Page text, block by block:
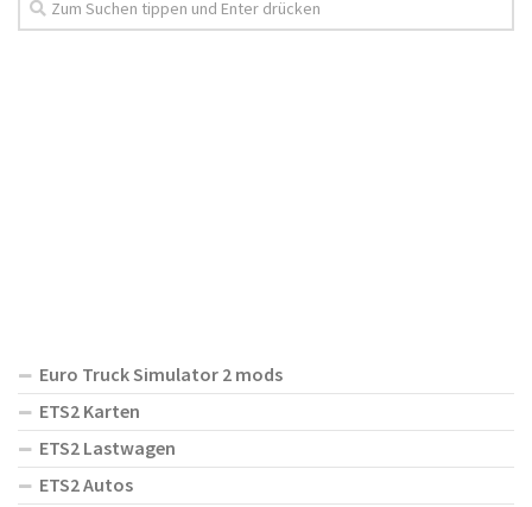
Euro Truck Simulator 2 mods
ETS2 Karten
ETS2 Lastwagen
ETS2 Autos